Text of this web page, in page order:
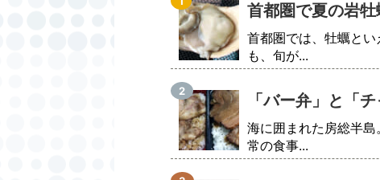
首都圏で夏の岩
首都圏では、牡蠣と
も、旬が...
「バー弁」と「
海に囲まれた房総半
常の食事...